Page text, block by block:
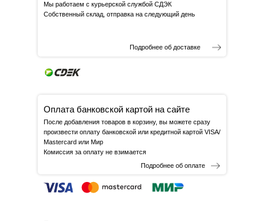
Мы работаем с курьерской службой СДЭК
Собственный склад, отправка на следующий день
Подробнее об доставке
Оплата банковской картой на сайте
После добавления товаров в корзину, вы можете сразу
произвести оплату банковской или кредитной картой VISA/
Mastercard или Мир
Комиссия за оплату не взимается
Подробнее об оплате